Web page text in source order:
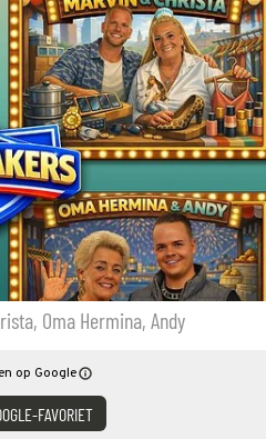
Oma Hermina, Andy
op Google
FAVORIET